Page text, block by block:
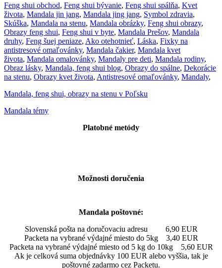
Feng shui obchod, Feng shui bývanie, Feng shui spálňa, Kvet
života, Mandala jin jang, Mandala jing jang, Symbol zdravia,
Skúška, Mandala na stenu, Mandala obrázky, Feng shui obrazy,
Obrazy feng shui, Feng shui v byte, Mandala Prešov, Mandala
druhy, Feng šuej peniaze, Ako otehotnieť, Láska, Fixky na
antistresové omaľovánky, Mandala čakier, Mandala kvet
života, Mandala omalovánky, Mandaly pre deti, Mandala rodiny,
Obraz lásky, Mandala, feng shui blog, Obrazy do spálne, Dekorácie
na stenu, Obrazy kvet života, Antistresové omaľovánky, Mandaly,
Mandala, feng shui, obrazy na stenu v Poľsku
Mandala témy
Platobné metódy
Možnosti doručenia
Mandala poštovné:
Slovenská pošta na doručovaciu adresu 6,90 EUR
Packeta na vybrané výdajné miesto do 5kg 3,40 EUR
Packeta na vybrané výdajné miesto od 5 kg do 10kg 5,60 EUR
Ak je celková suma objednávky 100 EUR alebo vyššia, tak je
poštovné zadarmo cez Packetu.